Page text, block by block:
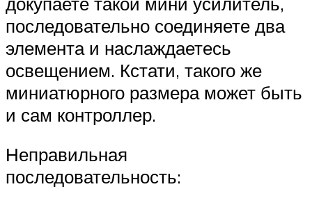
последовательно соединяете два
элемента и наслаждаетесь
освещением. Кстати, такого же
миниатюрного размера может быть
и сам контроллер.
Неправильная
последовательность: